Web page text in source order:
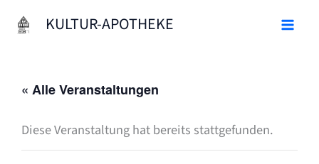
Inhalt
KULTUR-APOTHEKE
« Alle Veranstaltungen
Diese Veranstaltung hat bereits stattgefunden.